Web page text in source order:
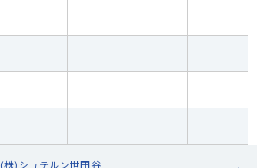
(株)シュテルン世田谷